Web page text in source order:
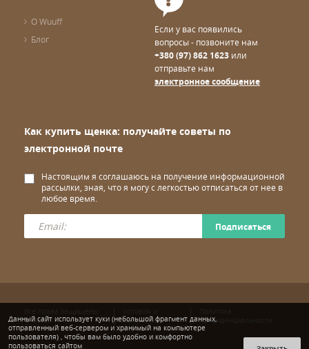
О Wuuff
Блог
Если у вас появились
вопросы - позвоните нам
+380 (97) 862 1623 или
отправьте нам
электронное сообщение
Как купить щенка: получайте советы по
электронной почте
Настоящим я соглашаюсь на получение информационной
рассылки, зная, что я могу с легкостью отписаться от нее в
любое время.
Подписаться
© wuuff
положения
конфиденциальности
Данный сайт использует куки (небольшой фрагмент данных,
отправленный веб-сервером и хранимый на компьютере
пользователя) , чтобы вам было удобно и комфортно
пользоваться сайтом